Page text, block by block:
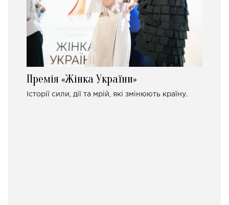
Премія «Жінка України»
Історії сили, дії та мрій, які змінюють країну.